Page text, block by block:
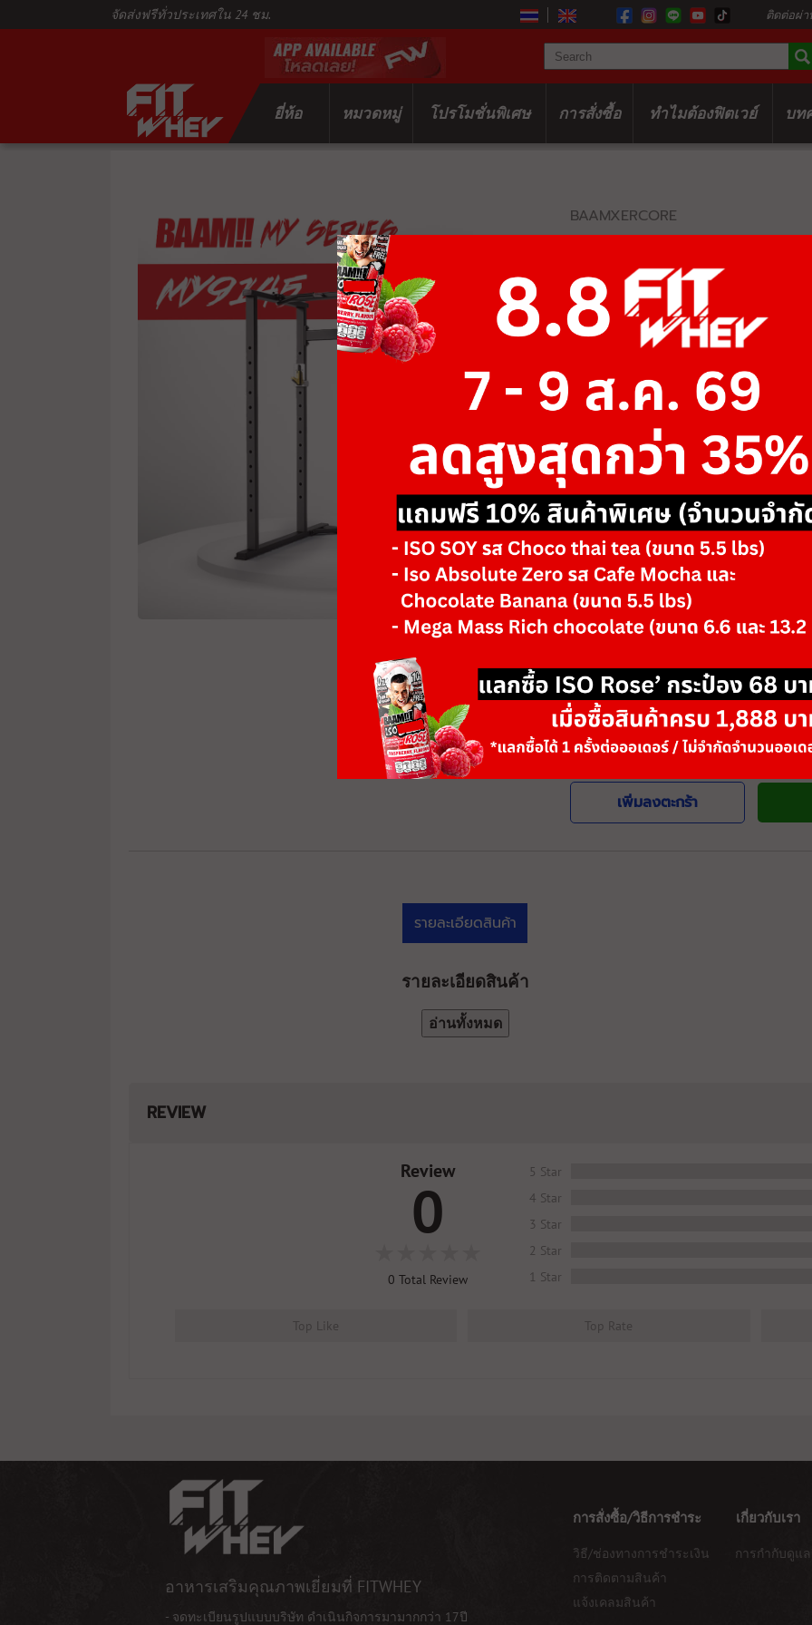
จัดส่งฟรีทั่วประเทศใน 24 ชม. ติดต่อผ่า
ยี่ห้อ หมวดหมู่ โปรโมชั่นพิเศษ การสั่งซื้อ ทำไมต้องฟิตเวย์ บท
BAAMXERCORE
E3048
฿24,700 ฿38,000
ขนาด
รสชาติ/ตัวเลือก Black Flame &
Brown Flame &
Silver Frame &
จำนวน - +
วันหมดอายุ: 06/28
เพิ่มลงตะกร้า
รายละเอียดสินค้า
รายละเอียดสินค้า
อ่านทั้งหมด
REVIEW
Review
0
0 Total Review
5 Star
4 Star
3 Star
2 Star
1 Star
Top Like Top Rate
อาหารเสริมคุณภาพเยี่ยมที่ FITWHEY
- จดทะเบียนรูปแบบบริษัท ดำเนินกิจการมามากกว่า 17ปี
การสั่งซื้อ/วิธีการชำระ เกี่ยวกับเรา
วิธี/ช่องทางการชำระเงิน
การติดตามสินค้า
แจ้งเคลมสินค้า
การกำกับดูแ